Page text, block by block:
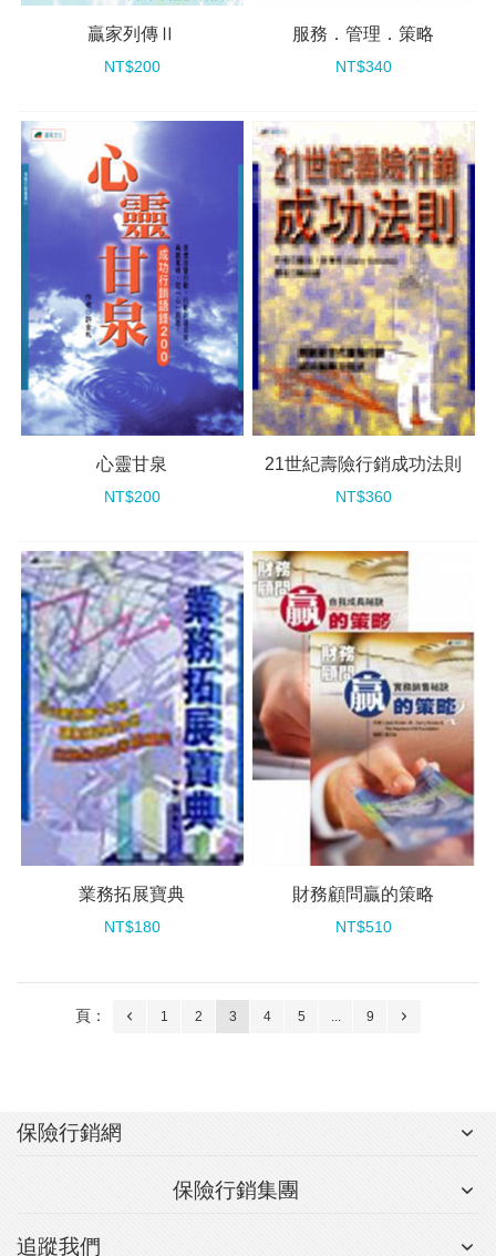
贏家列傳Ⅱ
NT$200
服務．管理．策略
NT$340
心靈甘泉
NT$200
21世紀壽險行銷成功法則
NT$360
業務拓展寶典
NT$180
財務顧問贏的策略
NT$510
頁： 1 2 3 4 5 ... 9
保險行銷網
保險行銷集團
追蹤我們